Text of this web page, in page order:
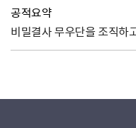
공적요약
비밀결사 무우단을 조직하